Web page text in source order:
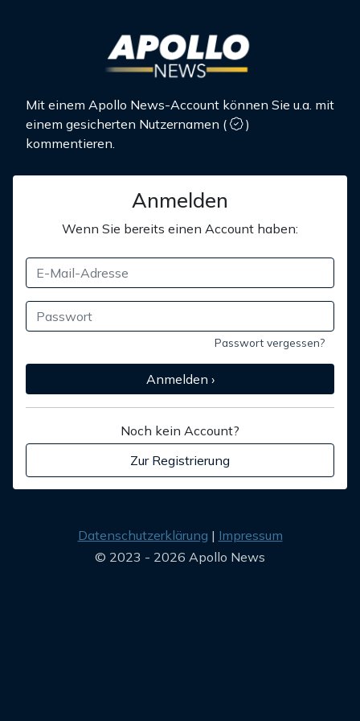
Mit einem Apollo News-Account können Sie u.a. mit
einem gesicherten Nutzernamen (
)
kommentieren.
Anmelden
Wenn Sie bereits einen Account haben:
Passwort vergessen?
Anmelden ›
Noch kein Account?
Zur Registrierung
Datenschutzerklärung
Impressum
© 2023 - 2026 Apollo News